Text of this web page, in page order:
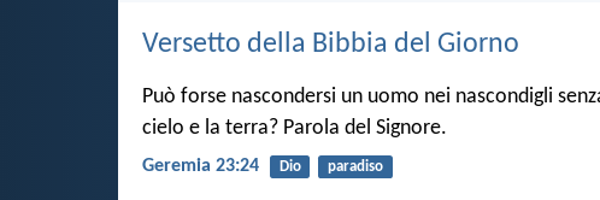
Versetto della Bibbia del Giorno
Può forse nascondersi un uomo nei nascondigli
cielo e la terra? Parola del Signore.
Geremia 23:24 Dio paradiso